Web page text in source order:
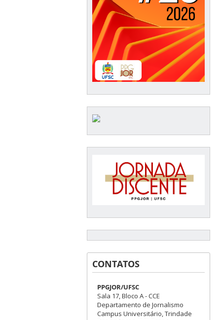
CONTATOS
PPGJOR/UFSC
Sala 17, Bloco A - CCE
Departamento de Jornalismo
Campus Universitário, Trindade